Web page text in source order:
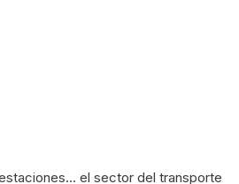
el sector del transporte